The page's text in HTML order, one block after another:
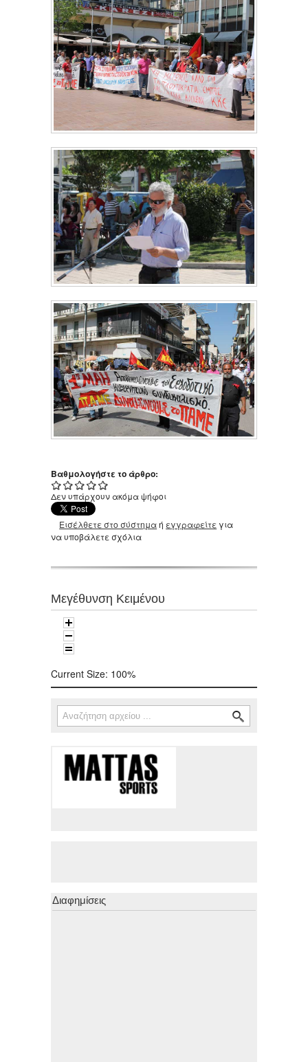
Βαθμολογήστε το άρθρο:
Δεν υπάρχουν ακόμα ψήφοι
Εισέλθετε στο σύστημαή εγγραφείτε για
να υποβάλετε σχόλια
Μεγέθυνση Κειμένου
Current Size: 100%
Φόρμα αναζήτησης
Αναζήτηση
Διαφημίσεις